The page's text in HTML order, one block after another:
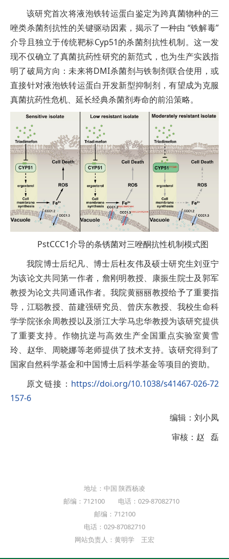
该研究首次将液泡铁转运蛋白鉴定为跨真菌物种的三
唑类杀菌剂抗性的关键驱动因素，揭示了一种由 “铁解毒”
介导且独立于传统靶标Cyp51的杀菌剂抗性机制。这一发
现不仅确立了真菌抗药性研究的新范式，也为生产实践指
明了破局方向：未来将DMI杀菌剂与铁制剂联合使用，或
直接针对液泡铁转运蛋白开发新型抑制剂，有望成为克服
真菌抗药性危机、延长经典杀菌剂寿命的前沿策略。
PstCCC1介导的条锈菌对三唑酮抗性机制模式图
我院博士后纪凡、博士后杜友伟及硕士研究生刘亚宁
为该论文共同第一作者，詹刚明教授、康振生院士及郭军
教授为论文共同通讯作者。我院黄丽丽教授给予了重要指
导，江聪教授、苗建强研究员、曾庆东教授、我校生命科
学学院张余周教授以及浙江大学马忠华教授为该研究提供
了重要支持。作物抗逆与高效生产全国重点实验室黄雪
玲、赵华、周晓娜等老师提供了技术支持。该研究得到了
国家自然科学基金和中国博士后科学基金等项目的资助。
原文链接： https://doi.org/10.1038/s41467-026-72
157-6
编辑：刘小凤
审核：赵 磊
地址：中国 陕西杨凌
邮编：712100 电话：029-87082710
邮编：712100
电话：029-87082710
网站负责人：黄明学 王宏